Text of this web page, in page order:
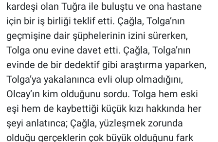
kardeşi olan Tuğra ile buluştu ve ona hastane
için bir iş birliği teklif etti. Çağla, Tolga’nın
geçmişine dair şüphelerinin izini sürerken,
Tolga onu evine davet etti. Çağla, Tolga’nın
evinde de bir dedektif gibi araştırma yaparken,
Tolga’ya yakalanınca evli olup olmadığını,
Olcay’ın kim olduğunu sordu. Tolga hem eski
eşi hem de kaybettiği küçük kızı hakkında her
şeyi anlatınca; Çağla, yüzleşmek zorunda
olduğu gerçeklerin çok büyük olduğunu fark